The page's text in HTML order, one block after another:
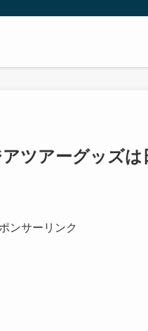
ツアーグッズは
ンサーリンク